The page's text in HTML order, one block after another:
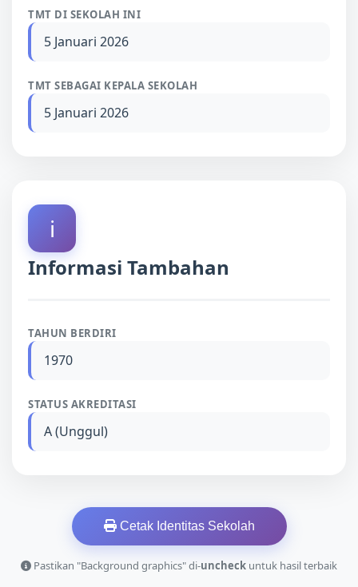
TMT DI SEKOLAH INI
5 Januari 2026
TMT SEBAGAI KEPALA SEKOLAH
5 Januari 2026
ℹ️
Informasi Tambahan
TAHUN BERDIRI
1970
STATUS AKREDITASI
A (Unggul)
Cetak Identitas Sekolah
Pastikan "Background graphics" di-uncheck untuk hasil terbaik